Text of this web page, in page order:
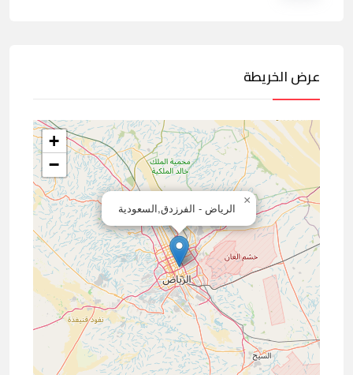
عرض الخريطة
الرياض - الفرزدق,السعودية
×
+
−